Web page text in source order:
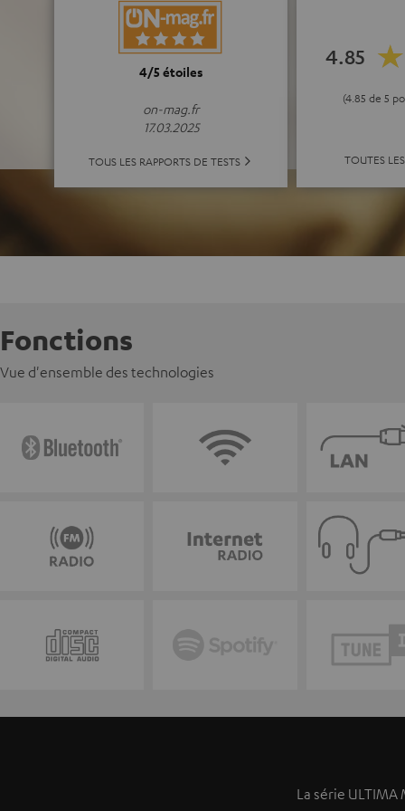
4/5 étoiles
on-mag.fr
17.03.2025
TOUS LES RAPPORTS DE TESTS
4.85
(4.85 de 5
TOUTES
Fonctions
Vue d'ensemble des technologies
La série